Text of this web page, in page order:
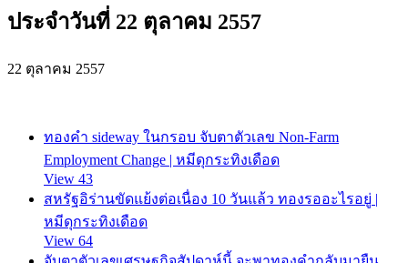
ประจำวันที่ 22 ตุลาคม 2557
22 ตุลาคม 2557
ทองคำ sideway ในกรอบ จับตาตัวเลข Non-Farm
Employment Change | หมีดุกระทิงเดือด
View 43
สหรัฐอิร่านขัดแย้งต่อเนื่อง 10 วันแล้ว ทองรออะไรอยู่ |
หมีดุกระทิงเดือด
View 64